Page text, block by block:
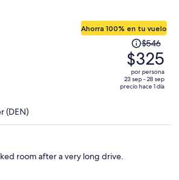
Ahorra 100% en tu vuelo
El
precio
era
de
$546
$546
$325
por persona
23 sep - 28 sep
precio hace 1 día
(DEN)
room after a very long drive.